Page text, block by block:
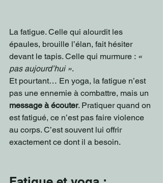
La fatigue. Celle qui alourdit les
épaules, brouille l’élan, fait hésiter
devant le tapis. Celle qui murmure : «
pas aujourd’hui ».
Et pourtant… En yoga, la fatigue n’est
pas une ennemie à combattre, mais un
message à écouter. Pratiquer quand on
est fatigué, ce n’est pas faire violence
au corps. C’est souvent lui offrir
exactement ce dont il a besoin.